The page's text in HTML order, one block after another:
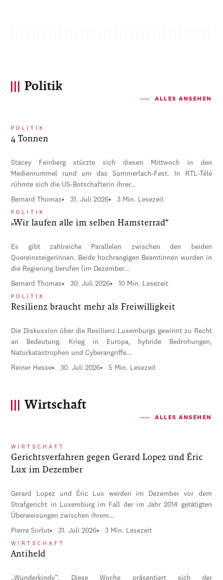
Politik
ALLES ANSEHEN
POLITIK
4 Tonnen
Stacey Feinberg stürzte sich diesen Mittwoch in den
Medienrummel rund um das Summerlach-Fest. In RTL-Télé
rühmte sich die US-Botschafterin ihrer…
Bernard Thomas 31. Juli 2026 3 Min. Lesezeit
POLITIK
„Wir laufen alle im selben Hamsterrad“
Es gibt zahlreiche Parallelen zwischen den beiden
Quereinsteigerinnen. Beide hochrangigen Beamtinnen wurden in
die Regierung berufen (im Dezember…
Bernard Thomas 30. Juli 2026 10 Min. Lesezeit
POLITIK
Resilienz braucht mehr als Freiwilligkeit
Die Diskussion über die Resilienz Luxemburgs gewinnt zu Recht
an Bedeutung. Krieg in Europa, hybride Bedrohungen,
Naturkatastrophen und Cyberangriffe…
Reiner Hesse 30. Juli 2026 5 Min. Lesezeit
Wirtschaft
ALLES ANSEHEN
WIRTSCHAFT
Gerichtsverfahren gegen Gerard Lopez und Éric
Lux im Dezember
Gerard Lopez und Éric Lux werden im Dezember vor dem
Strafgericht in Luxemburg im Fall der im Jahr 2014 getätigten
Überweisungen zwischen ihrem…
Pierre Sorlut 31. Juli 2026 3 Min. Lesezeit
WIRTSCHAFT
Antiheld
„Wunderkindy“. Diese Woche präsentiert sich der